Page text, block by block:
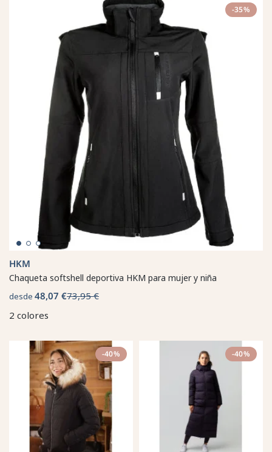
-35%
HKM
Chaqueta softshell deportiva HKM para mujer y niña
desde 48,07 €73,95 €
2 colores
-40% -40%